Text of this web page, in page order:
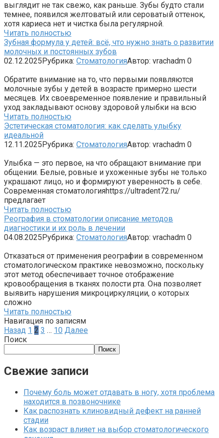
выглядит не так свежо, как раньше. Зубы будто стали
темнее, появился желтоватый или сероватый оттенок,
хотя кариеса нет и чистка была регулярной.
Читать полностью
Зубная формула у детей: всё, что нужно знать о развитии
молочных и постоянных зубов
02.12.2025Рубрика: СтоматологияАвтор: vrachadm 0
Обратите внимание на то, что первыми появляются
молочные зубы у детей в возрасте примерно шести
месяцев. Их своевременное появление и правильный
уход закладывают основу здоровой улыбки на всю
Читать полностью
Эстетическая стоматология: как сделать улыбку
идеальной
12.11.2025Рубрика: СтоматологияАвтор: vrachadm 0
Улыбка — это первое, на что обращают внимание при
общении. Белые, ровные и ухоженные зубы не только
украшают лицо, но и формируют уверенность в себе.
Современная стоматологияhttps://ultradent72.ru/
предлагает
Читать полностью
Реография в стоматологии описание методов
диагностики и их роль в лечении
04.08.2025Рубрика: СтоматологияАвтор: vrachadm 0
Отказаться от применения реографии в современном
стоматологическом практике невозможно, поскольку
этот метод обеспечивает точное отображение
кровообращения в тканях полости рта. Она позволяет
выявить нарушения микроциркуляции, о которых
сложно
Читать полностью
Навигация по записям
Назад 1 2 3 … 10 Далее
Поиск
Поиск
Свежие записи
Почему боль может отдавать в ногу, хотя проблема
находится в позвоночнике
Как распознать клиновидный дефект на ранней
стадии
Как возраст влияет на выбор стоматологического